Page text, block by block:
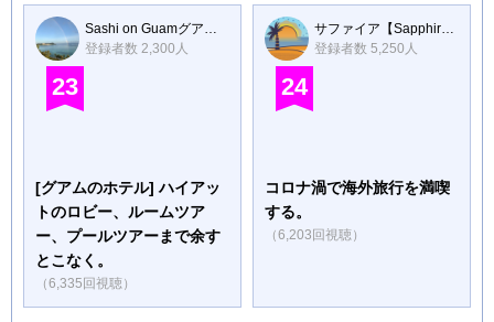
Sashi on Guamグアムのサシ
登録者数 2,300人
23
[グアムのホテル] ハイアッ
トのロビー、ルームツア
ー、プールツアーまで余す
とこなく。
（6,335回視聴）
サファイア【Sapphire】
登録者数 5,250人
24
コロナ渦で海外旅行を満喫
する。
（6,203回視聴）